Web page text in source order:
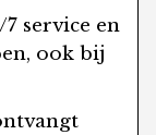
service en
ook bij